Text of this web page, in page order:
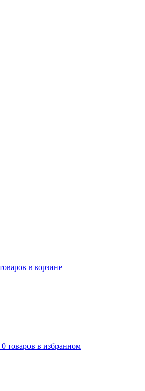
в корзине
0 товаров в избранном